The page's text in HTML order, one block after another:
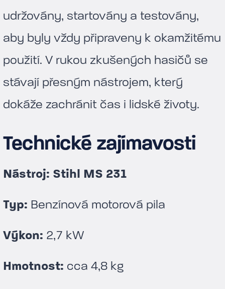
udržovány, startovány a testovány,
aby byly vždy připraveny k okamžitému
použití. V rukou zkušených hasičů se
stávají přesným nástrojem, který
dokáže zachránit čas i lidské životy.
Technické zajímavosti
Nástroj: Stihl MS 231
Typ: Benzínová motorová pila
Výkon: 2,7 kW
Hmotnost: cca 4,8 kg